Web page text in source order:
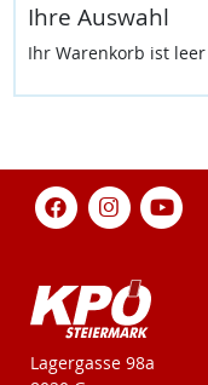
Ihre Auswahl
Ihr Warenkorb ist leer
KPÖ-Steiermark
Lagergasse 98a